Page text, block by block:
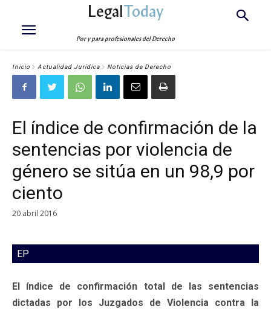
LegalToday
Por y para profesionales del Derecho
Inicio Actualidad Jurídica Noticias de Derecho
El índice de confirmación de la
sentencias por violencia de
género se sitúa en un 98,9 por
ciento
20 abril 2016
EP
El índice de confirmación total de las sentencias
dictadas por los Juzgados de Violencia contra la